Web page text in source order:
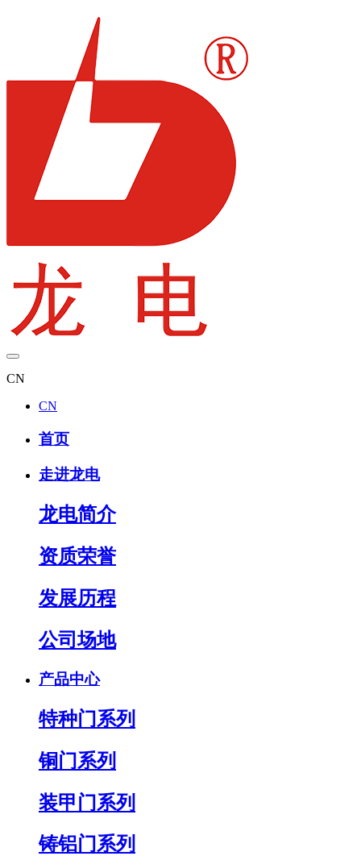
CN
CN
首页
走进龙电
龙电简介
资质荣誉
发展历程
公司场地
产品中心
特种门系列
铜门系列
装甲门系列
铸铝门系列